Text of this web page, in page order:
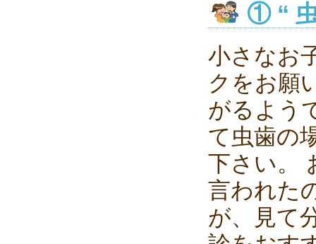
① “
小さなお
クをお願
がるよう
て虫歯の
下さい。
言われた
が、見て